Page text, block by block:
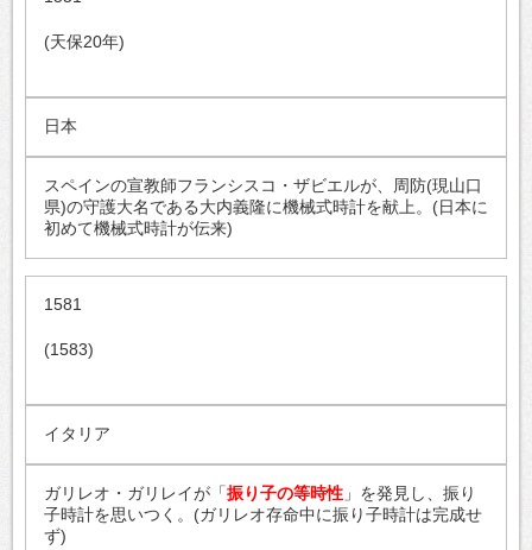
(天保20年)
日本
スペインの宣教師フランシスコ・ザビエルが、周防(現山口
県)の守護大名である大内義隆に機械式時計を献上。(日本に
初めて機械式時計が伝来)
1581
(1583)
イタリア
ガリレオ・ガリレイが「振り子の等時性 」を発見し、振り
子時計を思いつく。(ガリレオ存命中に振り子時計は完成せ
ず)